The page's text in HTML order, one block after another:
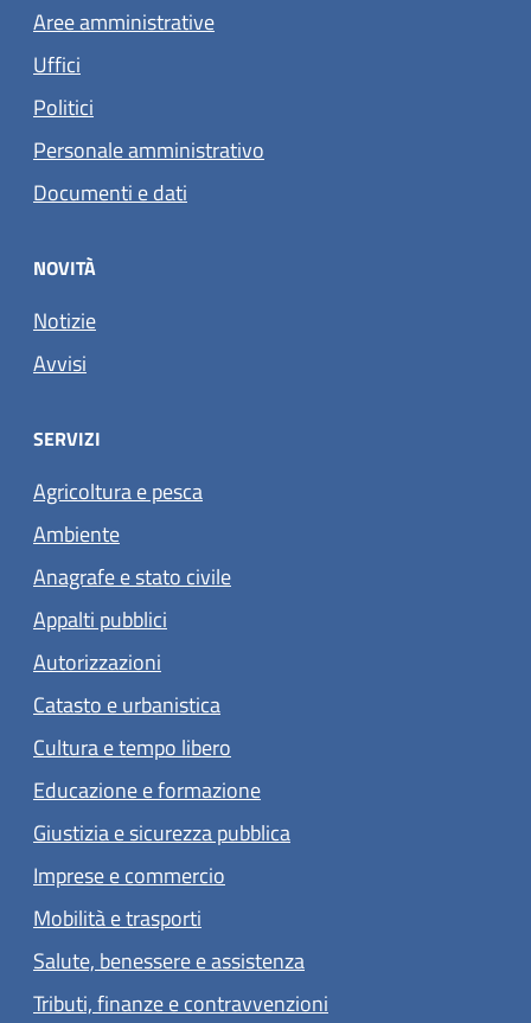
Aree amministrative
Uffici
Politici
Personale amministrativo
Documenti e dati
NOVITÀ
Notizie
Avvisi
SERVIZI
Agricoltura e pesca
Ambiente
Anagrafe e stato civile
Appalti pubblici
Autorizzazioni
Catasto e urbanistica
Cultura e tempo libero
Educazione e formazione
Giustizia e sicurezza pubblica
Imprese e commercio
Mobilità e trasporti
Salute, benessere e assistenza
Tributi, finanze e contravvenzioni